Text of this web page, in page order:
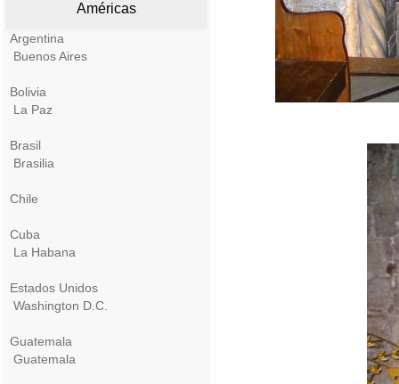
Américas
Argentina
Buenos Aires
Bolivia
La Paz
Brasil
Brasilia
Chile
Cuba
La Habana
Estados Unidos
Washington D.C.
Guatemala
Guatemala